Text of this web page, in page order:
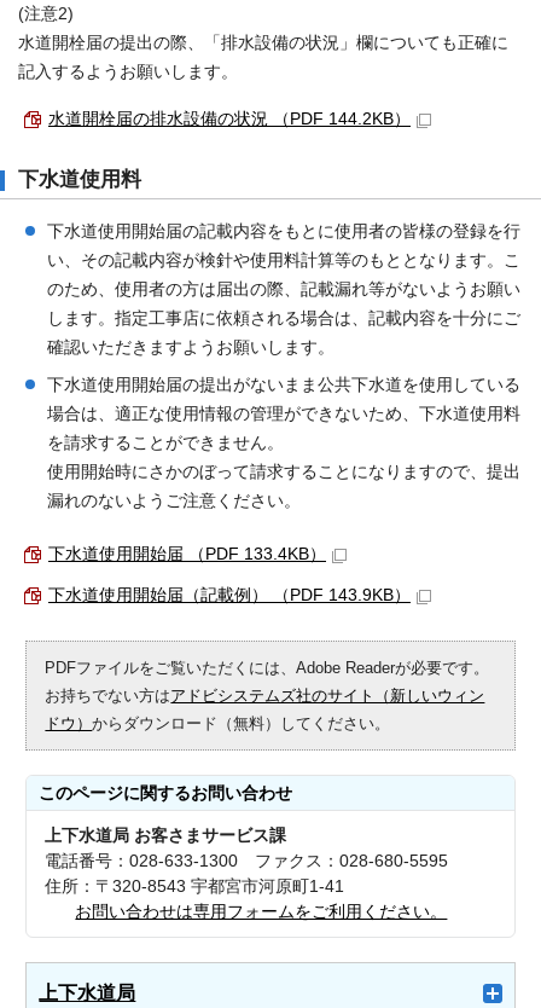
(注意2)
水道開栓届の提出の際、「排水設備の状況」欄についても正確に
記入するようお願いします。
水道開栓届の排水設備の状況 （PDF 144.2KB）
下水道使用料
下水道使用開始届の記載内容をもとに使用者の皆様の登録を行
い、その記載内容が検針や使用料計算等のもととなります。こ
のため、使用者の方は届出の際、記載漏れ等がないようお願い
します。指定工事店に依頼される場合は、記載内容を十分にご
確認いただきますようお願いします。
下水道使用開始届の提出がないまま公共下水道を使用している
場合は、適正な使用情報の管理ができないため、下水道使用料
を請求することができません。
使用開始時にさかのぼって請求することになりますので、提出
漏れのないようご注意ください。
下水道使用開始届 （PDF 133.4KB）
下水道使用開始届（記載例） （PDF 143.9KB）
PDFファイルをご覧いただくには、Adobe Readerが必要です。
お持ちでない方はアドビシステムズ社のサイト（新しいウィン
ドウ）からダウンロード（無料）してください。
このページに関するお問い合わせ
上下水道局 お客さまサービス課
電話番号：028-633-1300 ファクス：028-680-5595
住所：〒320-8543 宇都宮市河原町1-41
お問い合わせは専用フォームをご利用ください。
上下水道局